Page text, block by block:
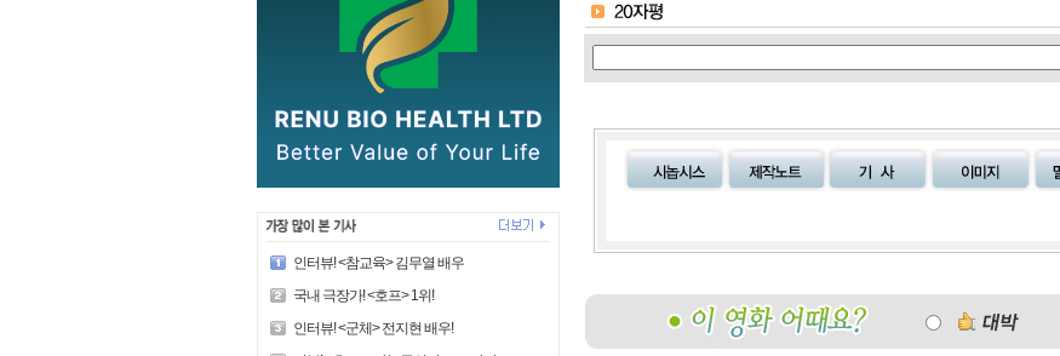
인터뷰! <참교육> 김무열 배우
국내 극장가! <호프> 1위!
인터뷰! <군체> 전지현 배우!